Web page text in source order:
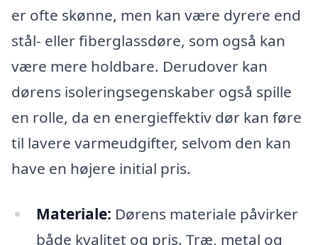
er ofte skønne, men kan være dyrere end
stål- eller fiberglassdøre, som også kan
være mere holdbare. Derudover kan
dørens isoleringsegenskaber også spille
en rolle, da en energieffektiv dør kan føre
til lavere varmeudgifter, selvom den kan
have en højere initial pris.
Materiale: Dørens materiale påvirker
både kvalitet og pris. Træ, metal og